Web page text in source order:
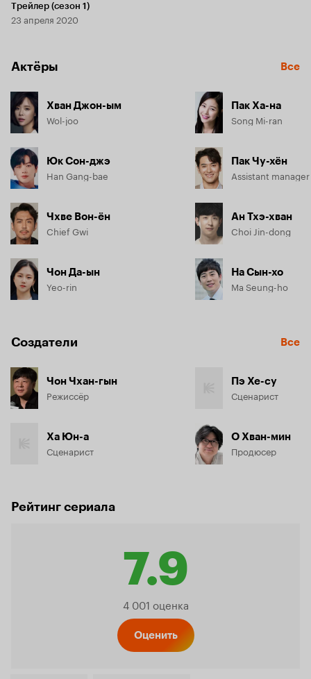
Трейлер (сезон 1)
23 апреля 2020
Актёры Все
Хван Джон-ым
Wol-joo
Юк Сон-джэ
Han Gang-bae
Чхве Вон-ён
Chief Gwi
Чон Да-ын
Yeo-rin
Пак Ха-на
Song Mi-ran
Пак Чу-хён
Assistant
Ан Тхэ-хван
Choi Jin-dong
На Сын-хо
Ma Seung-ho
Создатели Все
Чон Чхан-гын
Режиссёр
Ха Юн-а
Сценарист
Пэ Хе-су
Сценарист
О Хван-мин
Продюсер
Рейтинг сериала
7.9
Рейтинг
4 001 оценка
Оценить